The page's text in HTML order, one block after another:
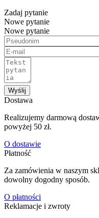
Zadaj pytanie
Nowe pytanie
Nowe pytanie
Wyślij
Dostawa
Realizujemy darmową
powyżej 50 zł.
O dostawie
Płatność
Za zamówienia w naszym
dowolny dogodny sposób.
O płatności
Reklamacje i zwroty